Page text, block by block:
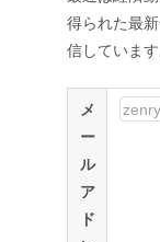
得られた最
信しています
メ
ー
ル
ア
ド